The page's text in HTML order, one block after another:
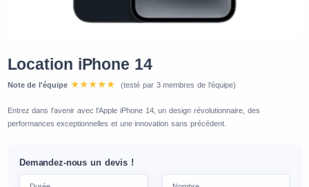
Location iPhone 14
Note de l'équipe (testé par 3 membres de l'équipe)
Entrez dans l'avenir avec l'Apple iPhone 14, un design révolutionnaire, des
performances exceptionnelles et une innovation sans précédent.
Demandez-nous un devis !